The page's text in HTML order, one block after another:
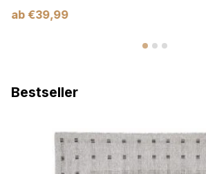
ab €39,99
Bestseller